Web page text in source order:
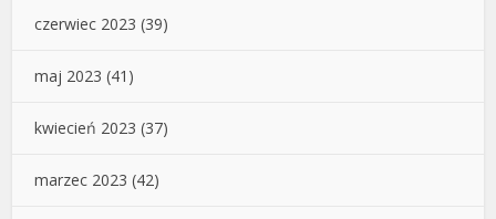
czerwiec 2023 (39)
maj 2023 (41)
kwiecień 2023 (37)
marzec 2023 (42)